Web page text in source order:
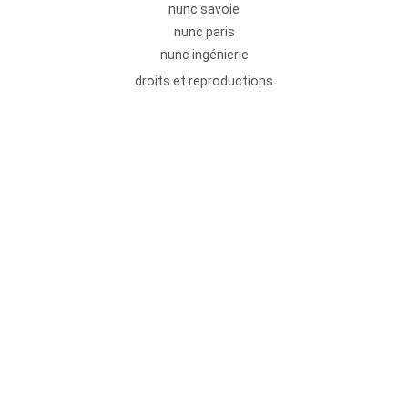
nunc savoie
nunc paris
nunc ingénierie
droits et reproductions